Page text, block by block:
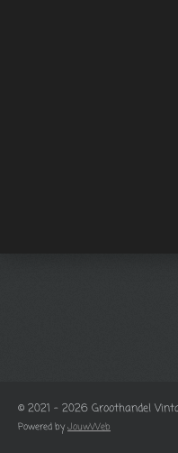
© 2021 - 2026 Groothandel
Powered by JouwWeb